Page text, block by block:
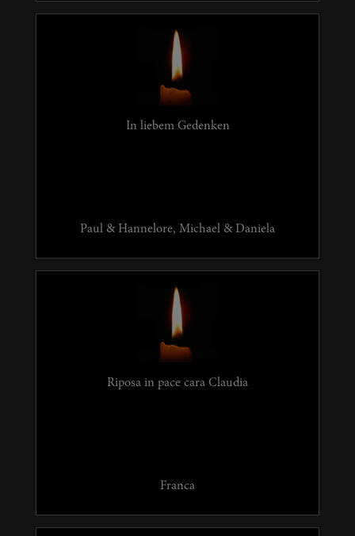
In liebem Gedenken
Paul & Hannelore, Michael & Daniela
Riposa in pace cara Claudia
Franca